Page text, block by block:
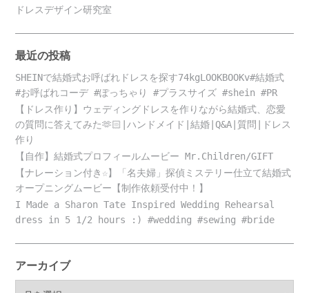
ドレスデザイン研究室
最近の投稿
SHEINで結婚式お呼ばれドレスを探す74kgLOOKBOOKv#結婚式
#お呼ばれコーデ #ぽっちゃり #プラスサイズ #shein #PR
【ドレス作り】ウェディングドレスを作りながら結婚式、恋愛
の質問に答えてみた🫶🏻|ハンドメイド|結婚|Q&A|質問|ドレス
作り
【自作】結婚式プロフィールムービー Mr.Children/GIFT
【ナレーション付き☆】「名夫婦」探偵ミステリー仕立て結婚式
オープニングムービー【制作依頼受付中！】
I Made a Sharon Tate Inspired Wedding Rehearsal
dress in 5 1/2 hours :) #wedding #sewing #bride
アーカイブ